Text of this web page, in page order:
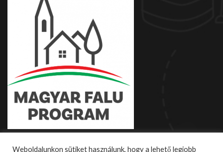
Weboldalunkon sütiket használunk, hogy a lehető legjobb